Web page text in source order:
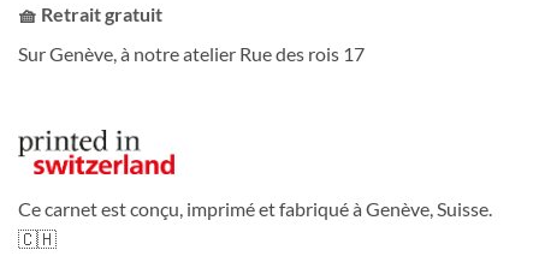
🧺 Retrait gratuit
Sur Genève, à notre atelier Rue des rois 17
Ce carnet est conçu, imprimé et fabriqué à Genève, Suisse.
🇨🇭